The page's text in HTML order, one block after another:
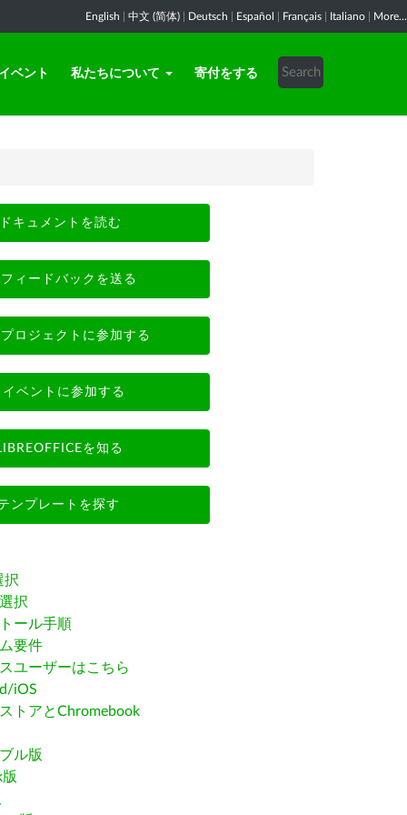
English 中文 (简体) Deutsch Español Français Italiano More...
イベント 私たちについて 寄付をする
ドキュメントを読む
フィードバックを送る
プロジェクトに参加する
イベントに参加する
を知る
ンプレートを探す
択
択
ール手順
要件
ユーザーはこちら
iOS
トアとChromebook
ル版